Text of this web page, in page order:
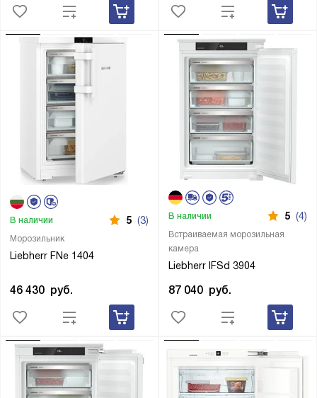
Морозильник
Liebherr FNe 1404
В наличии 5 (3)
46 430 руб.
Встраиваемая морозильная
камера
Liebherr IFSd 3904
В наличии 5 (4)
87 040 руб.